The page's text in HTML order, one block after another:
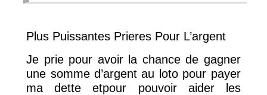
Plus Puissantes Prieres Pour L’argent
Je prie pour avoir la chance de gagner
une somme d’argent au loto pour payer
ma dette etpour pouvoir aider les